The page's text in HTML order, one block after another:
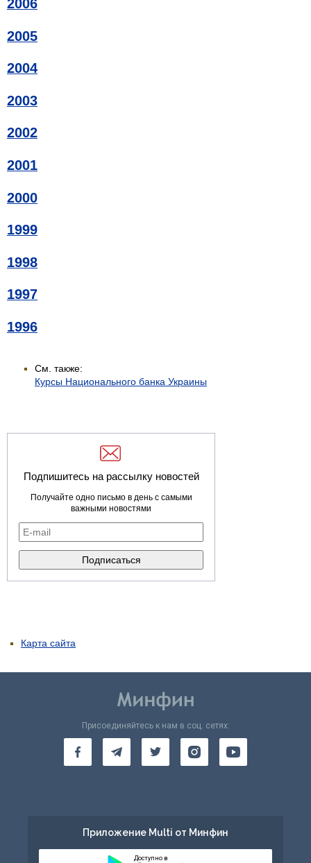
2006
2005
2004
2003
2002
2001
2000
1999
1998
1997
1996
См. также:
Курсы Национального банка Украины
Подпишитесь на рассылку новостей
Получайте одно письмо в день с самыми
важными новостями
Карта сайта
Присоединяйтесь к нам в соц. сетях:
Приложение Multi от Минфин
Доступно в